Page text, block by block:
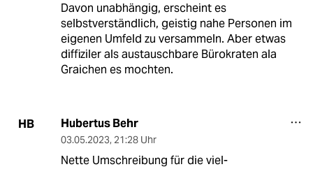
Davon unabhängig, erscheint es
selbstverständlich, geistig nahe Personen im
eigenen Umfeld zu versammeln. Aber etwas
diffiziler als austauschbare Bürokraten ala
Graichen es mochten.
HB Hubertus Behr
03.05.2023, 21:28 Uhr
Nette Umschreibung für die viel-